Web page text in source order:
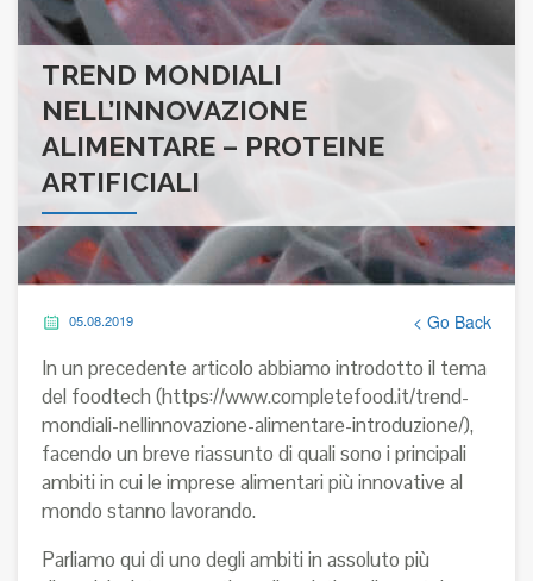
TREND MONDIALI
NELL’INNOVAZIONE
ALIMENTARE – PROTEINE
ARTIFICIALI
05.08.2019 < Go Back
In un precedente articolo abbiamo introdotto il tema
del foodtech (https://www.completefood.it/trend-
mondiali-nellinnovazione-alimentare-introduzione/),
facendo un breve riassunto di quali sono i principali
ambiti in cui le imprese alimentari più innovative al
mondo stanno lavorando.
Parliamo qui di uno degli ambiti in assoluto più